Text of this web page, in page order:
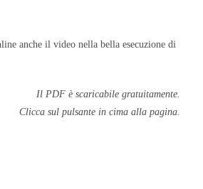
anche il video nella bella esecuzione di
Il PDF è scaricabile gratuitamente.
Clicca sul pulsante in cima alla pagina.